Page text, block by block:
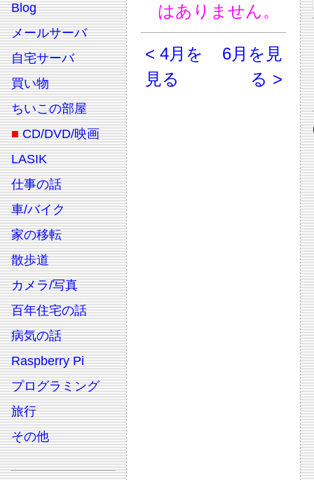
Blog
メールサーバ
自宅サーバ
買い物
ちいこの部屋
■ CD/DVD/映画
LASIK
仕事の話
車/バイク
家の移転
散歩道
カメラ/写真
百年住宅の話
病気の話
Raspberry Pi
プログラミング
旅行
その他
はありません。
< 4月を
見る
6月を見
る >